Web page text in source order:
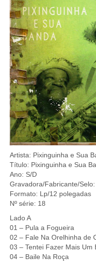
Artista: Pixinguinha e Sua
Título: Pixinguinha e Sua
Ano: S/D
Gravadora/Fabricante/
Formato: Lp/12 polegadas
Nº série: 18
Lado A
01 – Pula a Fogueira
02 – Fale Na Orelhinha de
03 – Tentei Fazer Mais Um
04 – Baile Na Roça